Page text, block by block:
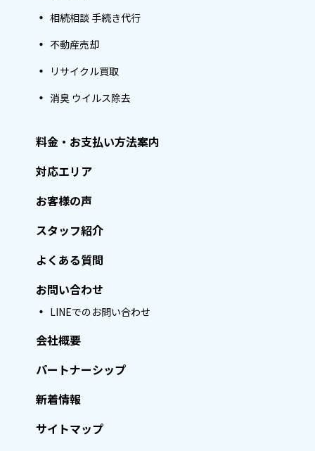
相続相談 手続き代行
不動産売却
リサイクル買取
消臭 ウイルス除去
料金・お支払い方法案内
対応エリア
お客様の声
スタッフ紹介
よくある質問
お問い合わせ
LINEでのお問い合わせ
会社概要
パートナーシップ
新着情報
サイトマップ